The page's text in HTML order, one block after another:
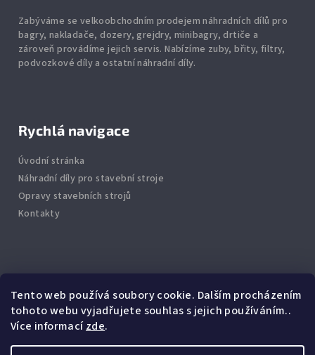
Tento web používá soubory cookie. Dalším procházením
tohoto webu vyjadřujete souhlas s jejich používáním..
Více informacízde.
Zabýváme se velkoobchodním prodejem náhradních dílů pro
bagry, nakladače, dozery, grejdry, minibagry, drtiče a
zároveň provádíme jejich servis. Nabízíme zuby,břity,filtry,
podvozkové díly a ostatní náhradní díly.
Rychlá navigace
Úvodní stránka
Náhradní díly pro stavební stroje
Opravy stavebních strojů
Kontakty
Jak nakupovat
Obchodní podmínky
Podmínky ochrany osobních údajů